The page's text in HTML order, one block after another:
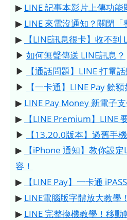
▶ LINE 記事本影片上傳功能
▶ LINE 來電沒通知？關閉「
▶
【LINE訊息很卡】收不到
▶ 如何無聲傳送 LINE訊息？
▶
【通話問題】LINE 打電
▶
【一卡通】LINE Pay 餘
▶ LINE Pay Money 新電子支
▶
【LINE Premium】LINE
▶
【13.20.0版本】過舊手
▶
【iPhone 通知】教你設
容！
▶
【LINE Pay】一卡通
▶ LINE電腦版字體放大教學
▶ LINE 完整換機教學！移動